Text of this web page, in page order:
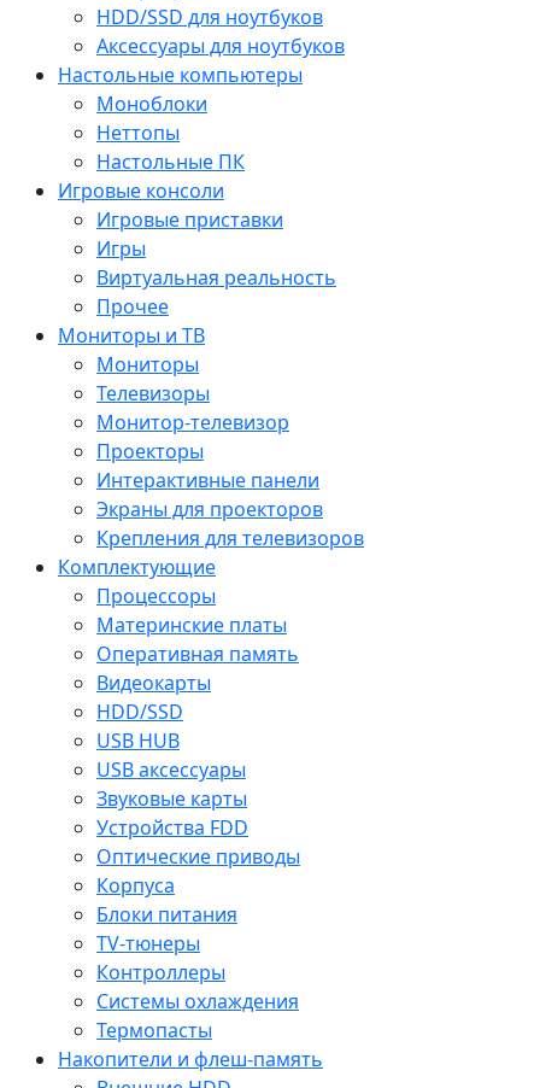
HDD/SSD для ноутбуков
Аксессуары для ноутбуков
Настольные компьютеры
Моноблоки
Неттопы
Настольные ПК
Игровые консоли
Игровые приставки
Игры
Виртуальная реальность
Прочее
Мониторы и ТВ
Мониторы
Телевизоры
Монитор-телевизор
Проекторы
Интерактивные панели
Экраны для проекторов
Крепления для телевизоров
Комплектующие
Процессоры
Материнские платы
Оперативная память
Видеокарты
HDD/SSD
USB HUB
USB аксессуары
Звуковые карты
Устройства FDD
Оптические приводы
Корпуса
Блоки питания
TV-тюнеры
Контроллеры
Системы охлаждения
Термопасты
Накопители и флеш-память